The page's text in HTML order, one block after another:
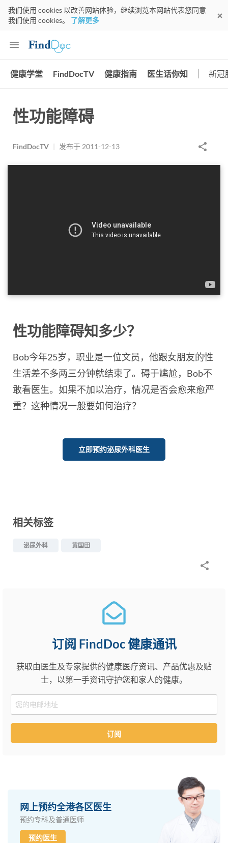
我们使用 cookies 以改善网站体验，继续浏览本网站代表您同意
我们使用 cookies。 了解更多
健康学堂 FindDocTV 健康指南 医生话你知 新冠
性功能障碍
FindDocTV | 发布于 2011-12-13
性功能障碍知多少？
Bob今年25岁，职业是一位文员，他跟女朋友的性
生活差不多两三分钟就结束了。碍于尴尬，Bob不
敢看医生。如果不加以治疗，情况是否会愈来愈严
重？这种情况一般要如何治疗？
立即预约泌尿外科医生
相关标签
泌尿外科 黄国田
订阅 FindDoc 健康通讯
获取由医生及专家提供的健康医疗资讯、产品优惠及贴
士，以第一手资讯守护您和家人的健康。
Email
订阅
网上预约全港各区医生
预约专科及普通医师
预约医生